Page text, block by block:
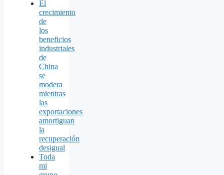
El
crecimiento
de
los
beneficios
industriales
de
China
se
modera
mientras
las
exportaciones
amortiguan
la
recuperación
desigual
Toda
mi